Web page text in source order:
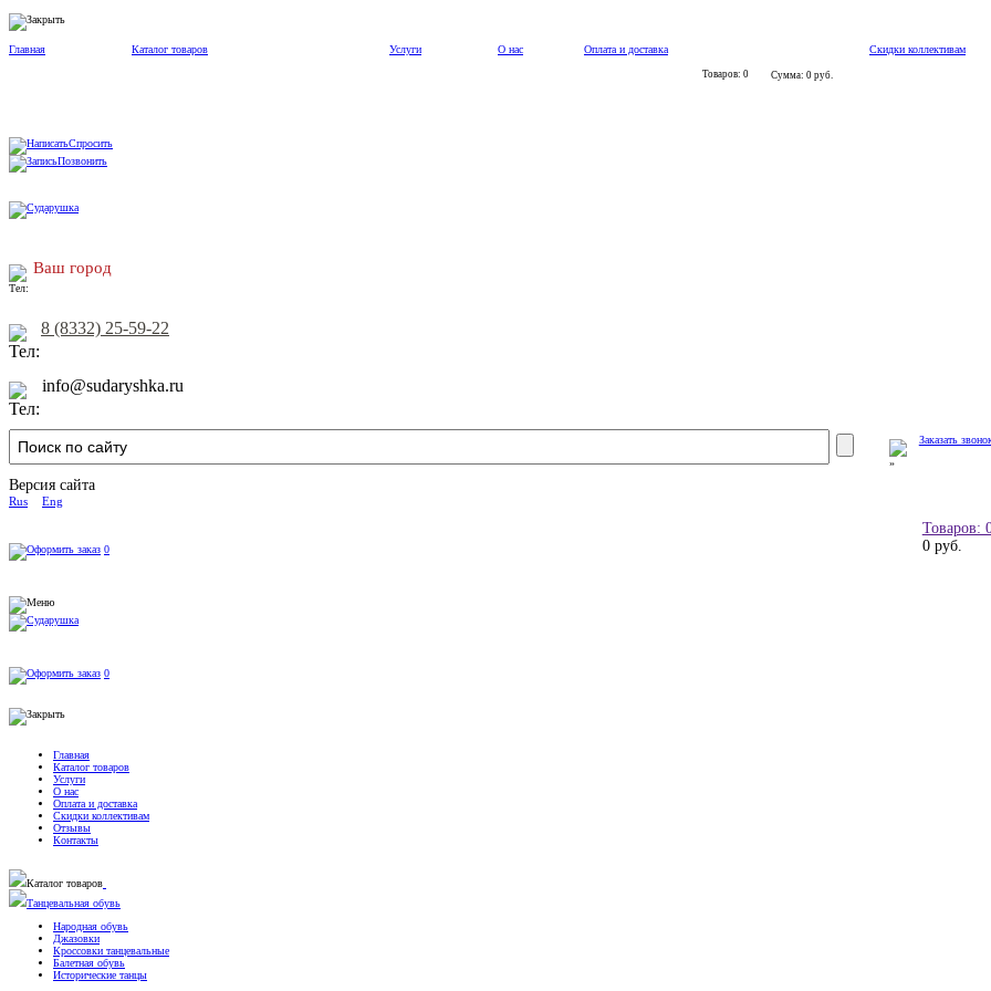
Главная Каталог товаров Услуги О нас Оплата и доставка Скидки коллективам
Товаров: 0 Сумма: 0 руб.
Спросить
Позвонить
Ваш город
8 (8332) 25-59-22
info@sudaryshka.ru
Заказать
Версия сайта
Rus Eng
Товаров:
0 руб.
0
0
Главная
Каталог товаров
Услуги
О нас
Оплата и доставка
Скидки коллективам
Отзывы
Контакты
Каталог товаров
Танцевальная обувь
Народная обувь
Джазовки
Кроссовки танцевальные
Балетная обувь
Исторические танцы